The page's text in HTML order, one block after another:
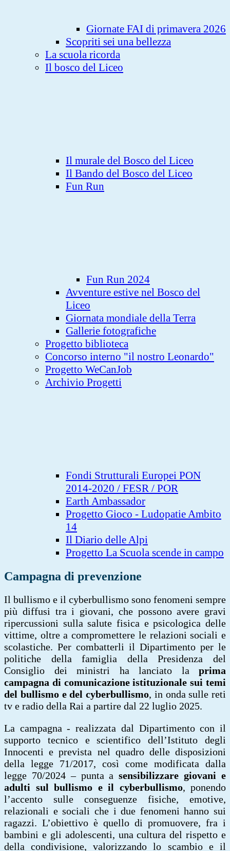
Giornate FAI di primavera 2026
Scopriti sei una bellezza
La scuola ricorda
Il bosco del Liceo
Il murale del Bosco del Liceo
Il Bando del Bosco del Liceo
Fun Run
Fun Run 2024
Avventure estive nel Bosco del
Liceo
Giornata mondiale della Terra
Gallerie fotografiche
Progetto biblioteca
Concorso interno "il nostro Leonardo"
Progetto WeCanJob
Archivio Progetti
Fondi Strutturali Europei PON
2014-2020 / FESR / POR
Earth Ambassador
Progetto Gioco - Ludopatie Ambito
14
Il Diario delle Alpi
Progetto La Scuola scende in campo
Campagna di prevenzione
Il bullismo e il cyberbullismo sono fenomeni sempre
più diffusi tra i giovani, che possono avere gravi
ripercussioni sulla salute fisica e psicologica delle
vittime, oltre a compromettere le relazioni sociali e
scolastiche. Per combatterli il Dipartimento per le
politiche della famiglia della Presidenza del
Consiglio dei ministri ha lanciato la
prima
campagna di comunicazione istituzionale sui temi
del bullismo e del cyberbullismo, in onda sulle reti
tv e radio della Rai a partire dal 22 luglio 2025.
La campagna - realizzata dal Dipartimento con il
supporto tecnico e scientifico dell’Istituto degli
Innocenti e prevista nel quadro delle disposizioni
della legge 71/2017, così come modificata dalla
legge 70/2024 – punta a sensibilizzare giovani e
adulti sul bullismo e il cyberbullismo, ponendo
l’accento sulle conseguenze fisiche, emotive,
relazionali e sociali che i due fenomeni hanno sui
ragazzi. L’obiettivo è quello di promuovere, fra i
bambini e gli adolescenti, una cultura del rispetto e
della condivisione, valorizzando lo scambio e il